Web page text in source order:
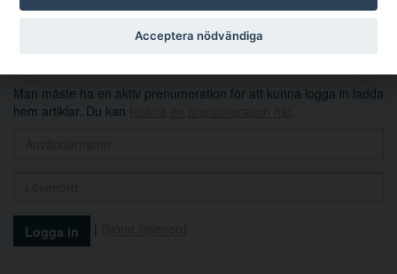
Logga in
Man måste ha en aktiv prenumeration för att kunna logga in ladda
hem artiklar. Du kan
|
Acceptera nödvändiga